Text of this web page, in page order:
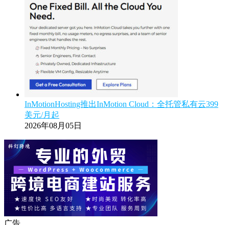
InMotionHosting推出InMotion Cloud：全托管私有云399
美元/月起
2026年08月05日
广告